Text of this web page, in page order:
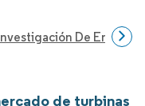
De Energía
de turbinas